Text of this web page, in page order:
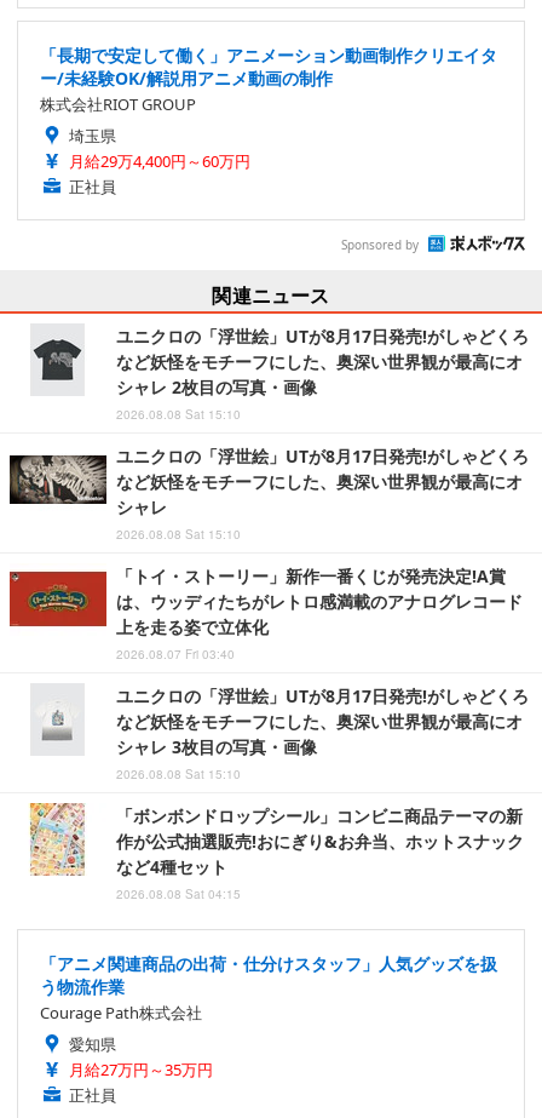
「長期で安定して働く」アニメーション動画制作クリエイタ
ー/未経験OK/解説用アニメ動画の制作
株式会社RIOT GROUP
埼玉県
月給29万4,400円～60万円
正社員
Sponsored by
関連ニュース
ユニクロの「浮世絵」UTが8月17日発売!がしゃどくろ
など妖怪をモチーフにした、奥深い世界観が最高にオ
シャレ 2枚目の写真・画像
2026.08.08 Sat 15:10
ユニクロの「浮世絵」UTが8月17日発売!がしゃどくろ
など妖怪をモチーフにした、奥深い世界観が最高にオ
シャレ
2026.08.08 Sat 15:10
「トイ・ストーリー」新作一番くじが発売決定!A賞
は、ウッディたちがレトロ感満載のアナログレコード
上を走る姿で立体化
2026.08.07 Fri 03:40
ユニクロの「浮世絵」UTが8月17日発売!がしゃどくろ
など妖怪をモチーフにした、奥深い世界観が最高にオ
シャレ 3枚目の写真・画像
2026.08.08 Sat 15:10
「ボンボンドロップシール」コンビニ商品テーマの新
作が公式抽選販売!おにぎり&お弁当、ホットスナック
など4種セット
2026.08.08 Sat 04:15
「アニメ関連商品の出荷・仕分けスタッフ」人気グッズを扱
う物流作業
Courage Path株式会社
愛知県
月給27万円～35万円
正社員